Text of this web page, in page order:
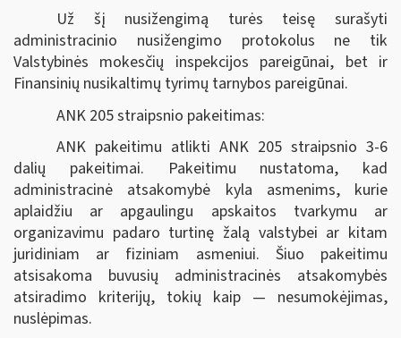
Už šį nusižengimą turės teisę surašyti
administracinio nusižengimo protokolus ne tik
Valstybinės mokesčių inspekcijos pareigūnai, bet ir
Finansinių nusikaltimų tyrimų tarnybos pareigūnai.
ANK 205 straipsnio pakeitimas:
ANK pakeitimu atlikti ANK 205 straipsnio 3-6
dalių pakeitimai. Pakeitimu nustatoma, kad
administracinė atsakomybė kyla asmenims, kurie
aplaidžiu ar apgaulingu apskaitos tvarkymu ar
organizavimu padaro turtinę žalą valstybei ar kitam
juridiniam ar fiziniam asmeniui. Šiuo pakeitimu
atsisakoma buvusių administracinės atsakomybės
atsiradimo kriterijų, tokių kaip — nesumokėjimas,
nuslėpimas.